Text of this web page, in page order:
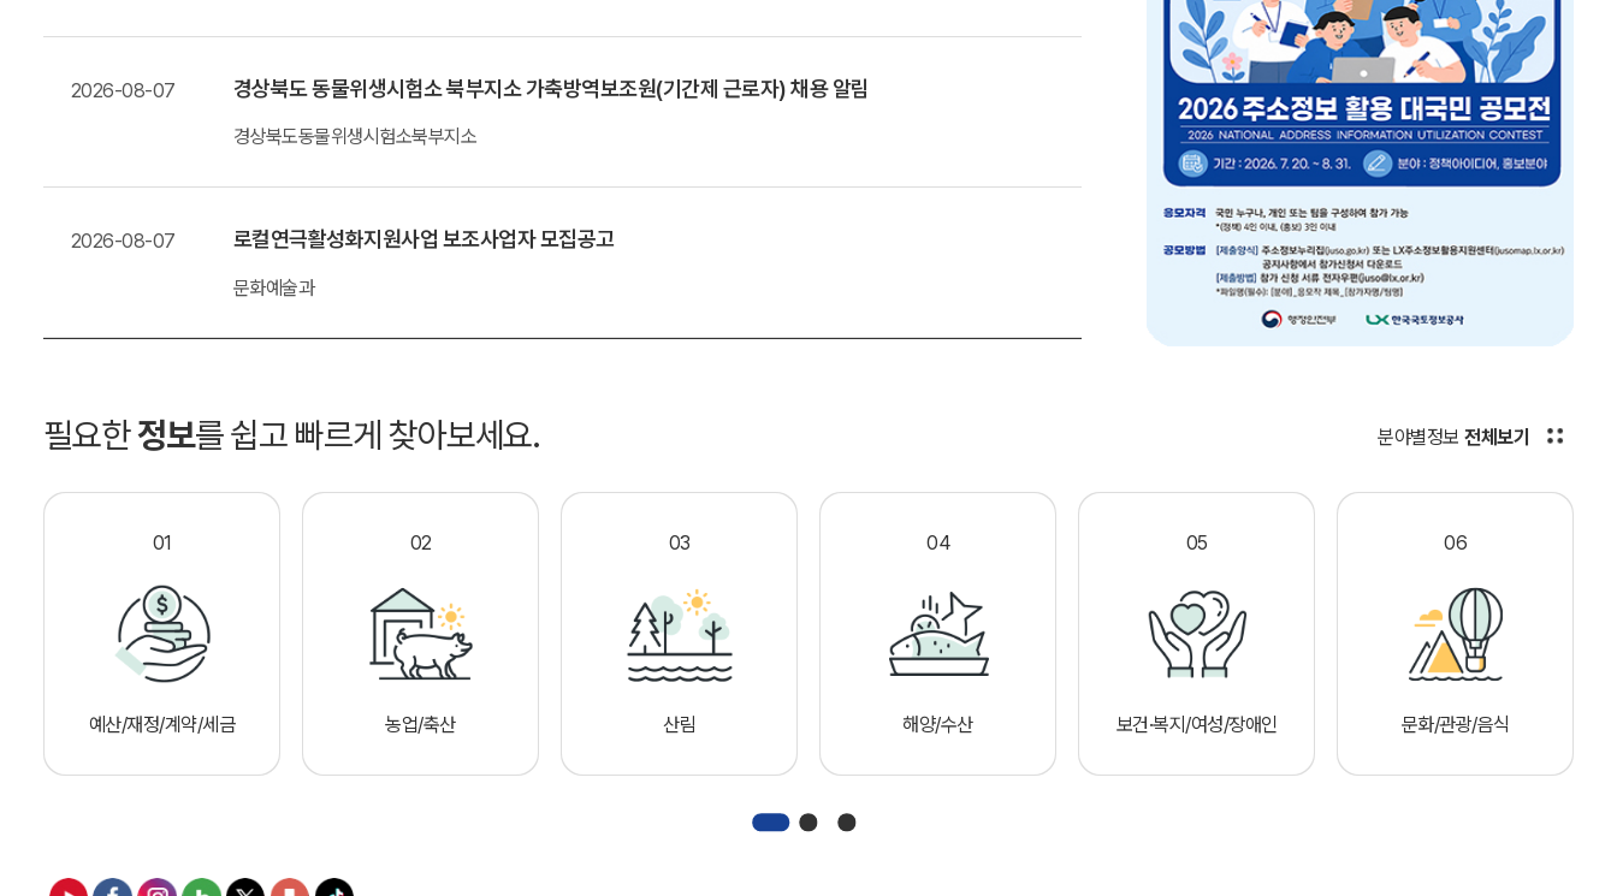
2026-08-07 경상북도 동물위생시험소 북부지소 가축방역보조원(기간제 근로자) 채용 알림
경상북도동물위생시험소북부지소
2026-08-07 로컬연극활성화지원사업 보조사업자 모집공고
문화예술과
필요한정보를 쉽고 빠르게 찾아보세요.
01
예산/재정/계약/세금
02
농업/축산
03
산림
04
해양/수산
05
보건·복지/여성/장애인
06
문화/관광/음식
분야별정보 전체보기